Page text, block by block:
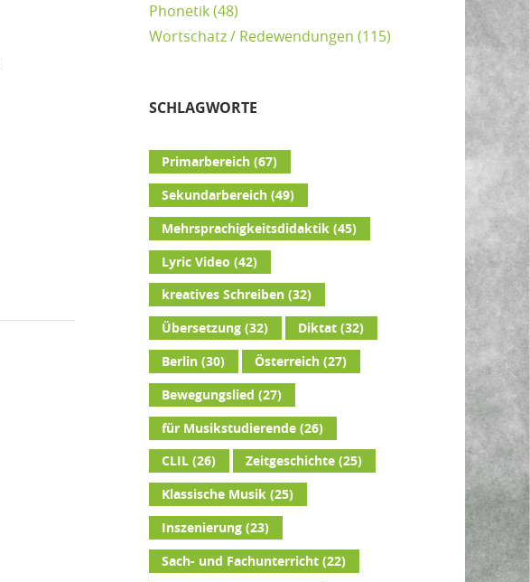
Phonetik(48)
Wortschatz / Redewendungen (115)
SCHLAGWORTE
Primarbereich (67)
Sekundarbereich (49)
Mehrsprachigkeitsdidaktik (45)
Lyric Video (42)
kreatives Schreiben (32)
Übersetzung (32) Diktat (32)
Berlin (30) Österreich (27)
Bewegungslied (27)
für Musikstudierende (26)
CLIL (26) Zeitgeschichte (25)
Klassische Musik (25)
Inszenierung (23)
Sach- und Fachunterricht (22)